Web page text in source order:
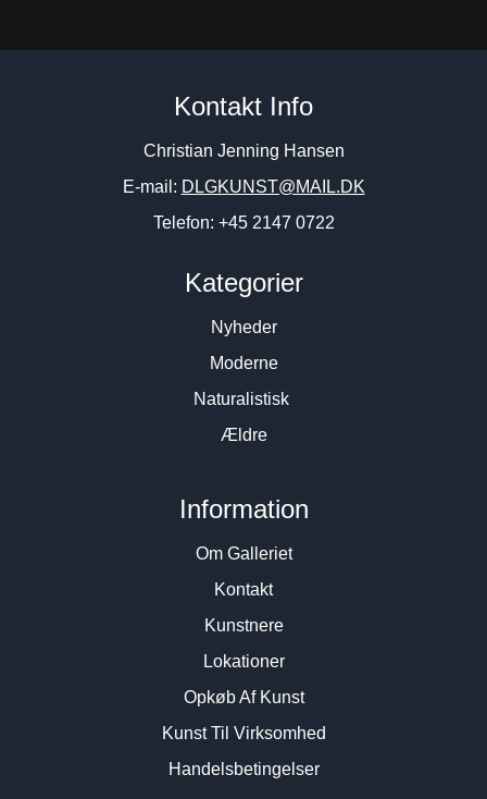
Kontakt Info
Christian Jenning Hansen
E-mail: DLGKUNST@MAIL.DK
Telefon: +45 2147 0722
Kategorier
Nyheder
Moderne
Naturalistisk
Ældre
Information
Om Galleriet
Kontakt
Kunstnere
Lokationer
Opkøb Af Kunst
Kunst Til Virksomhed
Handelsbetingelser